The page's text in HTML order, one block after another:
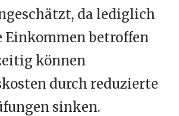
da lediglich
Einkommen betroffen
können
durch reduzierte
sinken.